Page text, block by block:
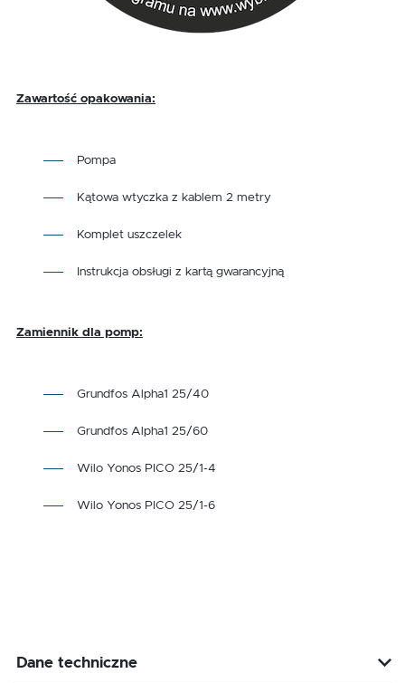
Zawartość opakowania:
Pompa
Kątowa wtyczka z kablem 2 metry
Komplet uszczelek
Instrukcja obsługi z kartą gwarancyjną
Zamiennik dla pomp:
Grundfos Alpha1 25/40
Grundfos Alpha1 25/60
Wilo Yonos PICO 25/1-4
Wilo Yonos PICO 25/1-6
Dane techniczne